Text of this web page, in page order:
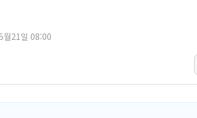
보훈부, 미 DPAA와 MOU…
트럼프 "금리 내려야"…파월 때
월21일 08:00